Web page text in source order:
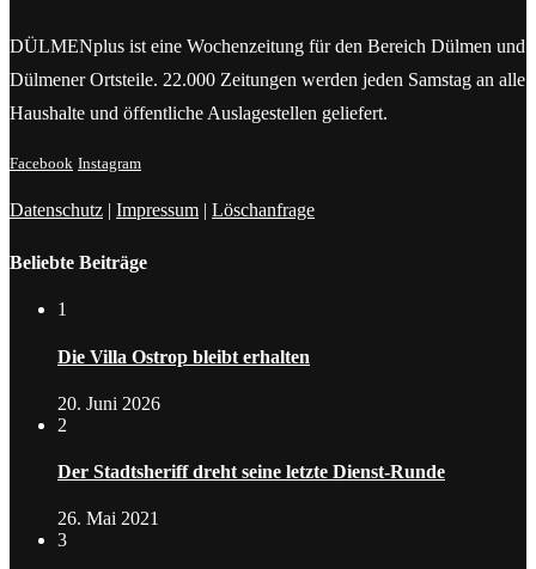
DÜLMENplus ist eine Wochenzeitung für den Bereich Dülmen und
Dülmener Ortsteile. 22.000 Zeitungen werden jeden Samstag an alle
Haushalte und öffentliche Auslagestellen geliefert.
Facebook Instagram
Datenschutz | Impressum | Löschanfrage
Beliebte Beiträge
1
Die Villa Ostrop bleibt erhalten
20. Juni 2026
2
Der Stadtsheriff dreht seine letzte Dienst-Runde
26. Mai 2021
3